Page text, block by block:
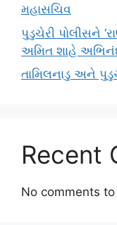
મહાસચિવ
પુડુચેરી પોલીસને
અમિત શાહે
તામિલનાડુ અને
Recent
No comments